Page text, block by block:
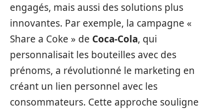
engagés, mais aussi des solutions plus
innovantes. Par exemple, la campagne «
Share a Coke » de Coca-Cola, qui
personnalisait les bouteilles avec des
prénoms, a révolutionné le marketing en
créant un lien personnel avec les
consommateurs. Cette approche souligne